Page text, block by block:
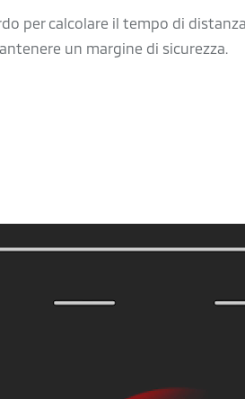
per calcolare il tempo di
un margine di sicurezza.